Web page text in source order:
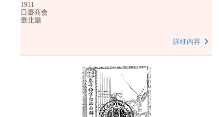
1911
日臺商會
臺北廳
詳細內容